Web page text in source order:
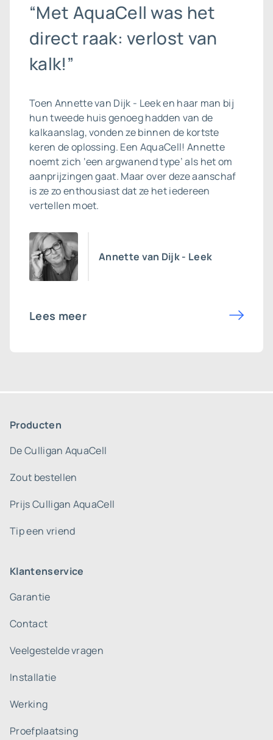
“Met AquaCell was het
direct raak: verlost van
kalk!”
Toen Annette van Dijk - Leek en haar man bij
hun tweede huis genoeg hadden van de
kalkaanslag, vonden ze binnen de kortste
keren de oplossing. Een AquaCell! Annette
noemt zich ‘een argwanend type’ als het om
aanprijzingen gaat. Maar over deze aanschaf
is ze zo enthousiast dat ze het iedereen
vertellen moet.
Annette van Dijk - Leek
Lees meer
Producten
De Culligan AquaCell
Zout bestellen
Prijs Culligan AquaCell
Tip een vriend
Klantenservice
Garantie
Contact
Veelgestelde vragen
Installatie
Werking
Proefplaatsing